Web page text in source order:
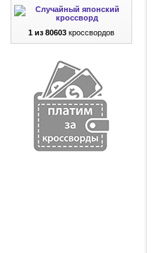
1 из 80603 кроссвордов